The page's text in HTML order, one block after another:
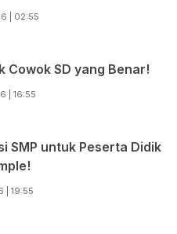
| 02:55
Cowok SD yang Benar!
| 16:55
SMP untuk Peserta Didik
| 19:55